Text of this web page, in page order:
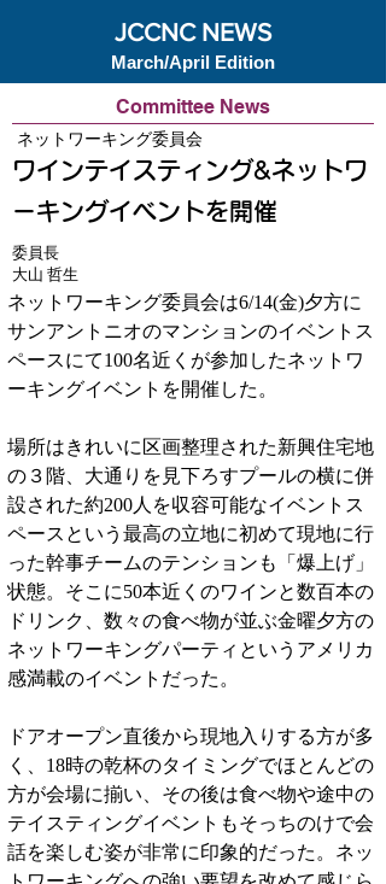
JCCNC NEWS
March/April Edition
Committee News
ネットワーキング委員会
ワインテイスティング&ネットワ
ーキングイベントを開催
委員長
大山 哲生
ネットワーキング委員会は6/14(金)夕方に
サンアントニオのマンションのイベントス
ペースにて100名近くが参加したネットワ
ーキングイベントを開催した。
場所はきれいに区画整理された新興住宅地
の３階、大通りを見下ろすプールの横に併
設された約200人を収容可能なイベントス
ペースという最高の立地に初めて現地に行
った幹事チームのテンションも「爆上げ」
状態。そこに50本近くのワインと数百本の
ドリンク、数々の食べ物が並ぶ金曜夕方の
ネットワーキングパーティというアメリカ
感満載のイベントだった。
ドアオープン直後から現地入りする方が多
く、18時の乾杯のタイミングでほとんどの
方が会場に揃い、その後は食べ物や途中の
テイスティングイベントもそっちのけで会
話を楽しむ姿が非常に印象的だった。ネッ